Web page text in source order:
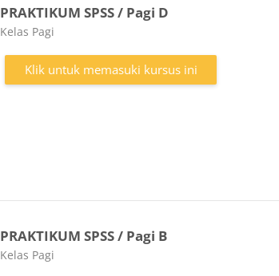
PRAKTIKUM SPSS / Pagi D
Kategori kursus
Kelas Pagi
Klik untuk memasuki kursus ini
PRAKTIKUM SPSS / Pagi B
Kategori kursus
Kelas Pagi